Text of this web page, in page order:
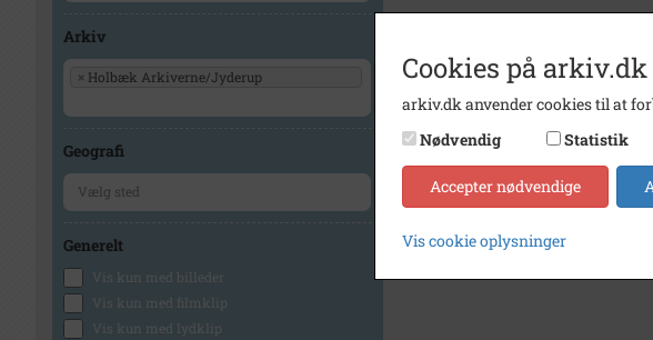
Arkiv
× Holbæk Arkiverne/Jyderup
Geografi
Generelt
Vis kun med billeder
Vis kun med filmklip
Vis kun med lydklip
Cookies på arkiv.dk
arkiv.dk anvender cookies til at
Nødvendig
Statistik
Accepter nødvendige
Vis cookie oplysninger